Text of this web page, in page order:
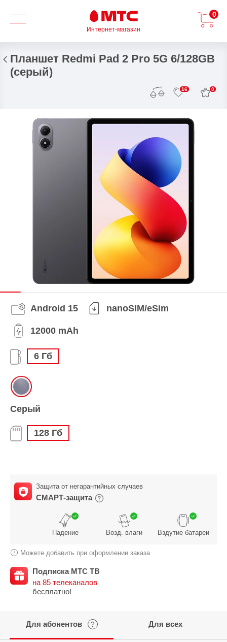
Интернет-магазин
0
Планшет Redmi Pad 2 Pro 5G 6/128GB
(серый)
16 0
Android 15 nanoSIM/eSim
12000 mAh
6 Гб
Серый
128 Гб
Защита от негарантийных случаев
СМАРТ-защита
Падение Возд. влаги Вздутие батареи
Можете добавить при оформлении заказа
Подписка МТС ТВ
на 85 телеканалов
бесплатно!
Для абонентов ? Для всех